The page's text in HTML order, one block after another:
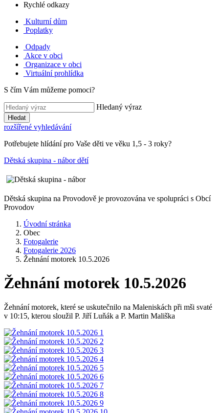
Rychlé odkazy
Kulturní dům
Poplatky
Odpady
Akce v obci
Organizace v obci
Virtuální prohlídka
S čím Vám můžeme pomoci?
Hledaný výraz
Hledat
rozšířené vyhledávání
Potřebujete hlídání pro Vaše děti ve věku 1,5 - 3 roky?
Dětská skupina - nábor dětí
Dětská skupina na Provodově je provozována ve spolupráci s Obcí
Provodov
Úvodní stránka
Obec
Fotogalerie
Fotogalerie 2026
Žehnání motorek 10.5.2026
Žehnání motorek 10.5.2026
Žehnání motorek, které se uskutečnilo na Maleniskách při mši svaté
v 10:15, kterou sloužil P. Jiří Luňák a P. Martin Mališka